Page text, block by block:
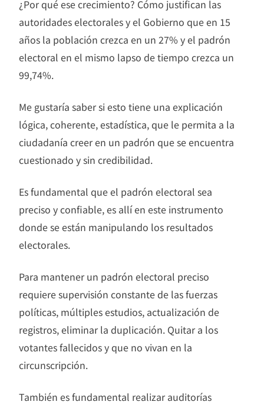
¿Por qué ese crecimiento? Cómo justifican las
autoridades electorales y el Gobierno que en 15
años la población crezca en un 27% y el padrón
electoral en el mismo lapso de tiempo crezca un
99,74%.
Me gustaría saber si esto tiene una explicación
lógica, coherente, estadística, que le permita a la
ciudadanía creer en un padrón que se encuentra
cuestionado y sin credibilidad.
Es fundamental que el padrón electoral sea
preciso y confiable, es allí en este instrumento
donde se están manipulando los resultados
electorales.
Para mantener un padrón electoral preciso
requiere supervisión constante de las fuerzas
políticas, múltiples estudios, actualización de
registros, eliminar la duplicación. Quitar a los
votantes fallecidos y que no vivan en la
circunscripción.
También es fundamental realizar auditorías